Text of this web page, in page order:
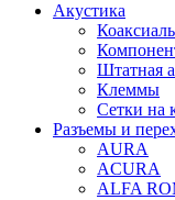
Акустика
Штатная
Клеммы
Сетки на
Разъемы и
AURA
ACURA
ALFA